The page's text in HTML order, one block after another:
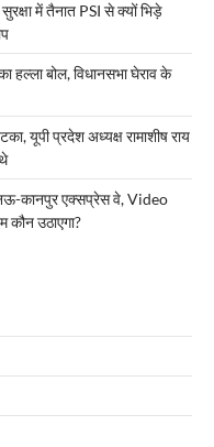
में तैनात PSI से क्यों भिड़े
हल्ला बोल, विधानसभा घेराव के
यूपी प्रदेश अध्यक्ष रामाशीष राय
कानपुर एक्सप्रेस वे, Video
उठाएगा?